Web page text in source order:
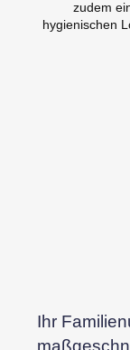
zudem
hygienischen
Ihr